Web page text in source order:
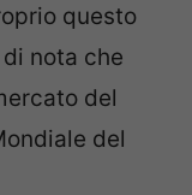
questo
nota che
del
del